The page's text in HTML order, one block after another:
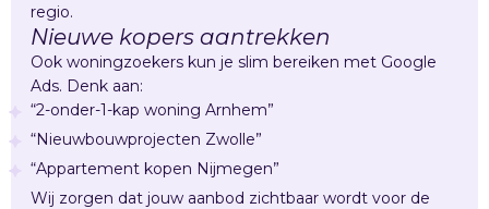
regio.
Nieuwe kopers aantrekken
Ook woningzoekers kun je slim bereiken met Google
Ads. Denk aan:
“2-onder-1-kap woning Arnhem”
“Nieuwbouwprojecten Zwolle”
“Appartement kopen Nijmegen”
Wij zorgen dat jouw aanbod zichtbaar wordt voor de